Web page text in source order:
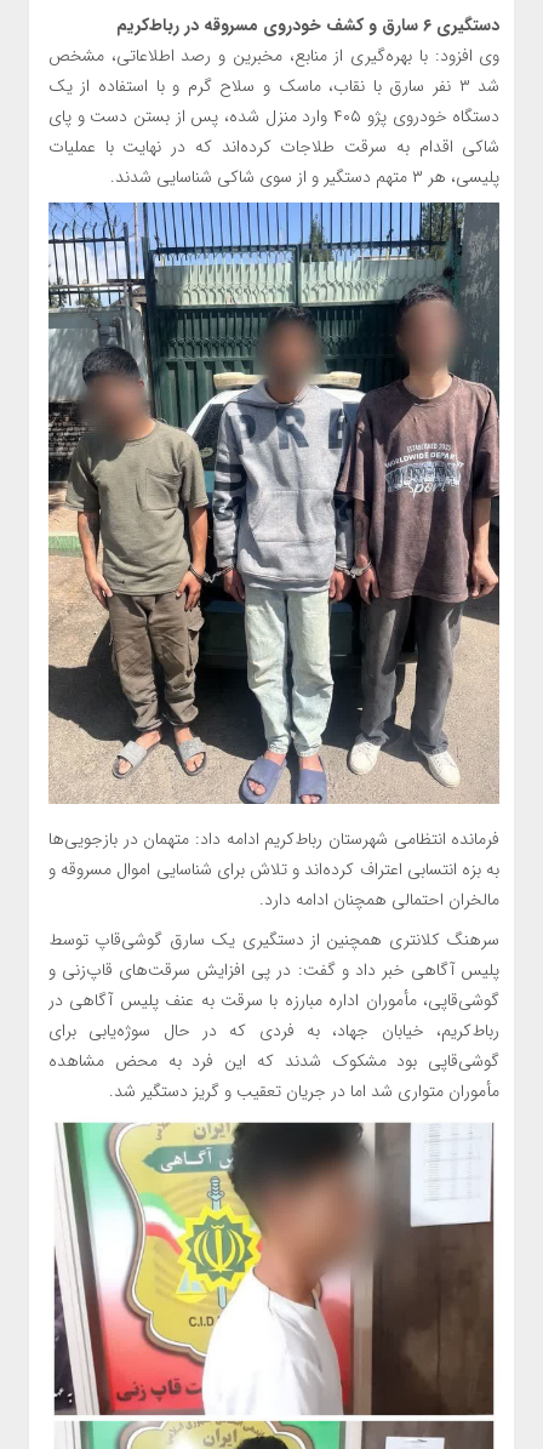
دستگیری ۶ سارق و کشف خودروی مسروقه در رباط‌کریم
وی افزود: با بهره‌گیری از منابع، مخبرین و رصد اطلاعاتی، مشخص
شد ۳ نفر سارق با نقاب، ماسک و سلاح گرم و با استفاده از یک
دستگاه خودروی پژو ۴۰۵ وارد منزل شده، پس از بستن دست و پای
شاکی اقدام به سرقت طلاجات کرده‌اند که در نهایت با عملیات
پلیسی، هر ۳ متهم دستگیر و از سوی شاکی شناسایی شدند.
فرمانده انتظامی شهرستان رباط‌کریم ادامه داد: متهمان در بازجویی‌ها
به بزه انتسابی اعتراف کرده‌اند و تلاش برای شناسایی اموال مسروقه و
مالخران احتمالی همچنان ادامه دارد.
سرهنگ کلانتری همچنین از دستگیری یک سارق گوشی‌قاپ توسط
پلیس آگاهی خبر داد و گفت: در پی افزایش سرقت‌های قاپ‌زنی و
گوشی‌قاپی، مأموران اداره مبارزه با سرقت به عنف پلیس آگاهی در
رباط‌کریم، خیابان جهاد، به فردی که در حال سوژه‌یابی برای
گوشی‌قاپی بود مشکوک شدند که این فرد به محض مشاهده
مأموران متواری شد اما در جریان تعقیب و گریز دستگیر شد.